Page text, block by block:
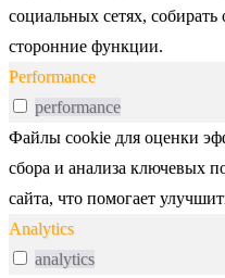
социальных сетях,
сторонние функции.
Performance
performance
Файлы cookie для оценки
сбора и анализа ключевых
сайта, что помогает
Analytics
analytics